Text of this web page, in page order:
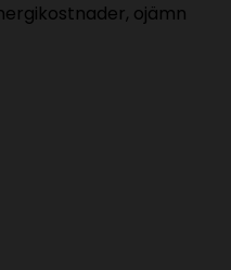
ojämn